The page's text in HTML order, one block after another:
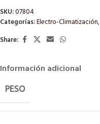
SKU:07804
Categorías:Electro-Climatización,
Share:
Información adicional
PESO